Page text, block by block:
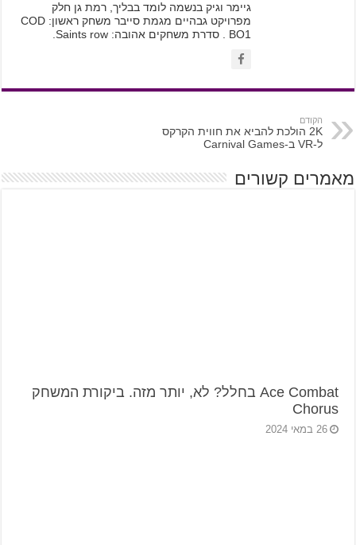
גיימר וגיק בנשמה לומד בבליך, רמת גן חלק
מפרויקט גבהיים מגמת סייבר משחק ראשון: COD
BO1 . סדרת משחקים אהובה: Saints row.
הקודם
2K הולכת להביא את חווית הקרקס
ל-VR ב-Carnival Games
מאמרים קשורים
Ace Combat בחלל? לא, יותר מזה. ביקורת המשחק
Chorus
26 במאי 2024